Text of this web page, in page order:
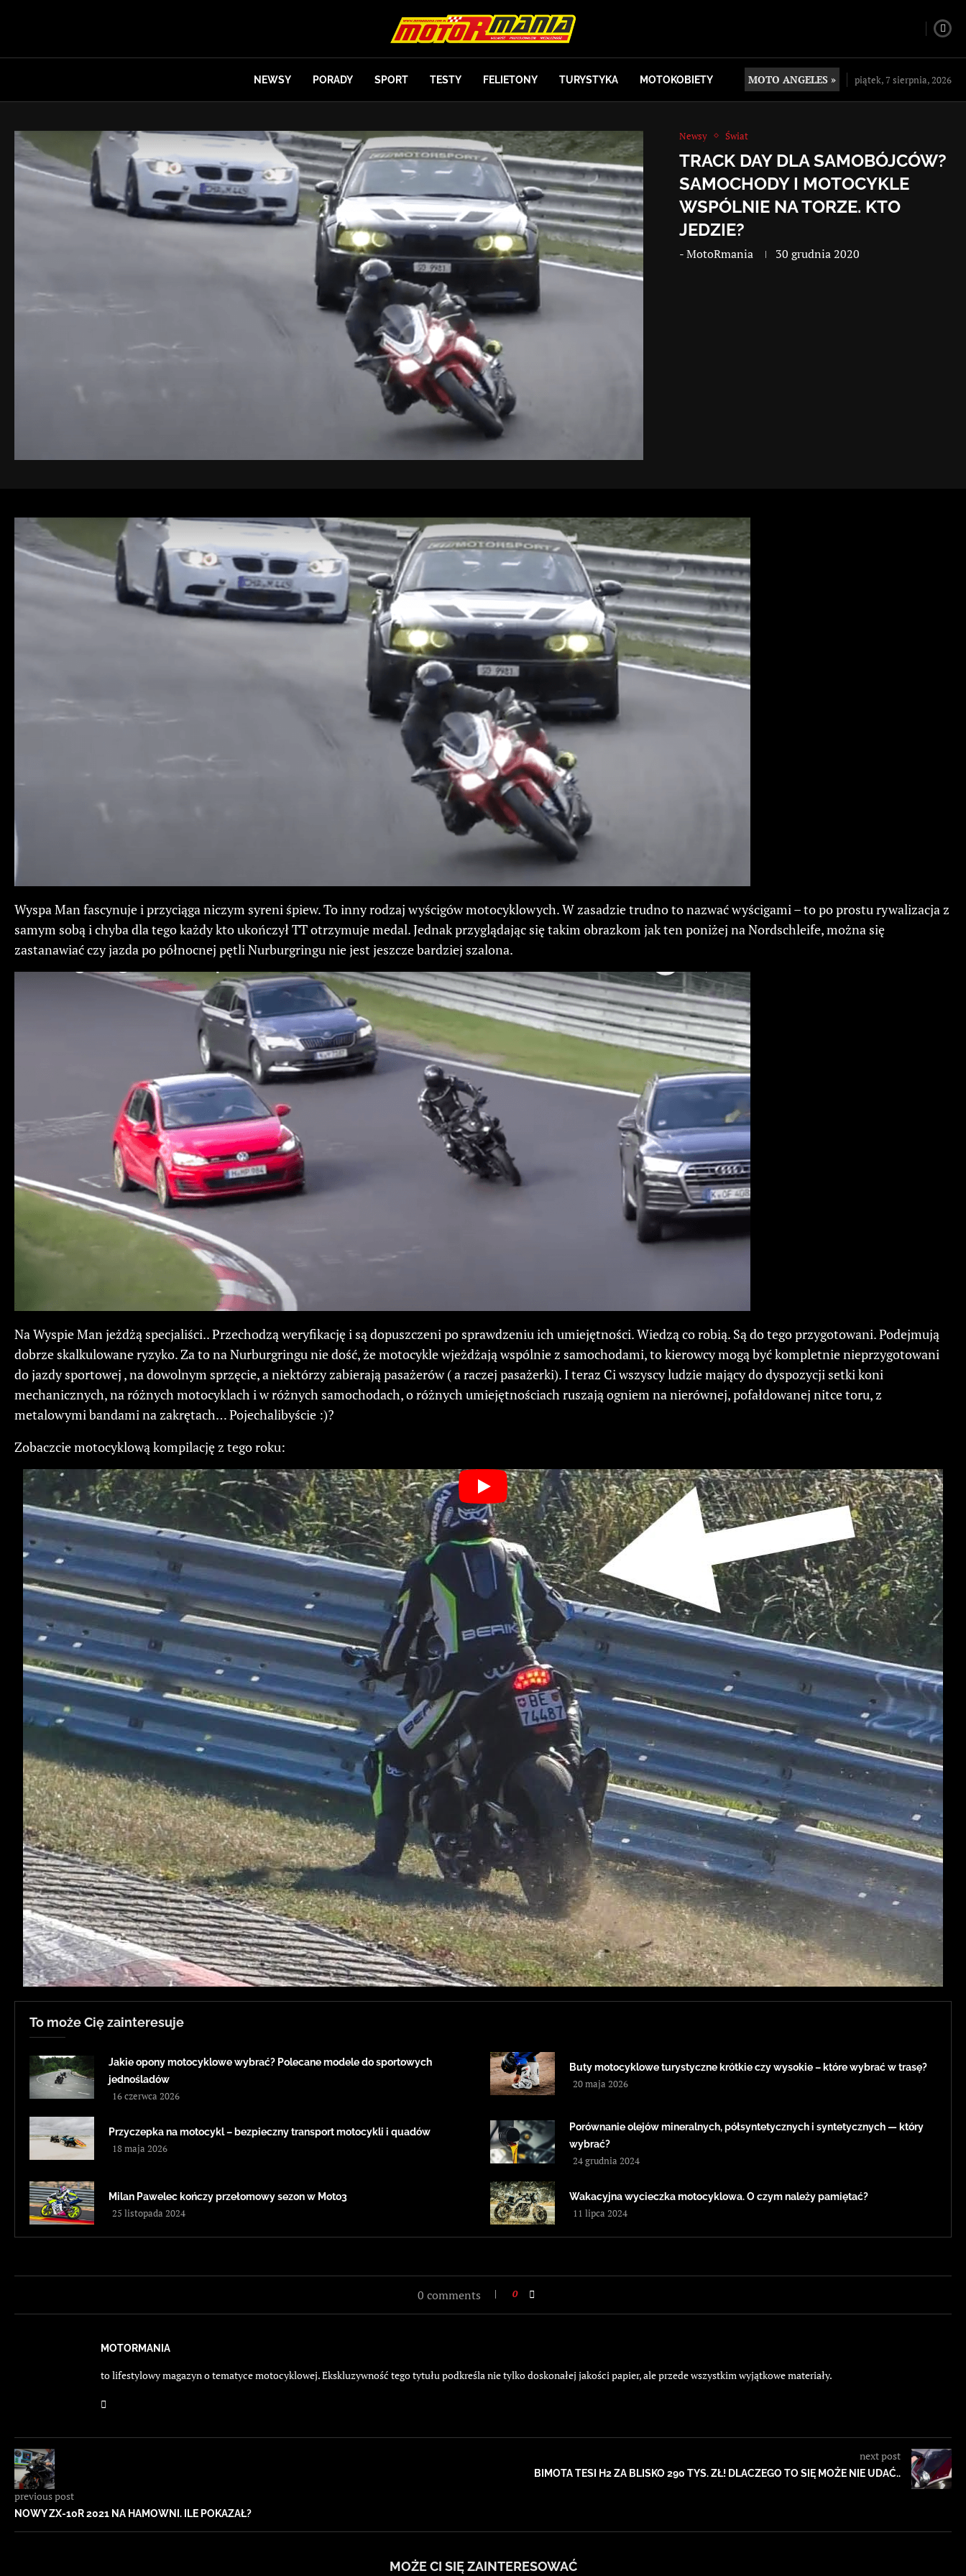
NEWSY PORADY SPORT TESTY FELIETONY TURYSTYKA MOTOKOBIETY MOTO ANGELES » piątek, 7 sierpnia, 2026
Newsy Świat
TRACK DAY DLA SAMOBÓJCÓW?
SAMOCHODY I MOTOCYKLE
WSPÓLNIE NA TORZE. KTO
JEDZIE?
-MotoRmania 30 grudnia 2020
Wyspa Man fascynuje i przyciąga niczym syreni śpiew. To inny rodzaj wyścigów motocyklowych. W zasadzie trudno to nazwać wyścigami – to po prostu rywalizacja z
samym sobą i chyba dla tego każdy kto ukończył TT otrzymuje medal. Jednak przyglądając się takim obrazkom jak ten poniżej na Nordschleife, można się
zastanawiać czy jazda po północnej pętli Nurburgringu nie jest jeszcze bardziej szalona.
Na Wyspie Man jeżdżą specjaliści.. Przechodzą weryfikację i są dopuszczeni po sprawdzeniu ich umiejętności. Wiedzą co robią. Są do tego przygotowani. Podejmują
dobrze skalkulowane ryzyko. Za to na Nurburgringu nie dość, że motocykle wjeżdżają wspólnie z samochodami, to kierowcy mogą być kompletnie nieprzygotowani
do jazdy sportowej , na dowolnym sprzęcie, a niektórzy zabierają pasażerów ( a raczej pasażerki). I teraz Ci wszyscy ludzie mający do dyspozycji setki koni
mechanicznych, na różnych motocyklach i w różnych samochodach, o różnych umiejętnościach ruszają ogniem na nierównej, pofałdowanej nitce toru, z
metalowymi bandami na zakrętach… Pojechalibyście :)?
Zobaczcie motocyklową kompilację z tego roku:
To może Cię zainteresuje
Jakie opony motocyklowe wybrać? Polecane modele do sportowych
jednośladów
16 czerwca 2026
Buty motocyklowe turystyczne krótkie czy wysokie – które wybrać w trasę?
20 maja 2026
Przyczepka na motocykl – bezpieczny transport motocykli i quadów
18 maja 2026
Porównanie olejów mineralnych, półsyntetycznych i syntetycznych — który
wybrać?
24 grudnia 2024
Milan Pawelec kończy przełomowy sezon w Moto3
25 listopada 2024
Wakacyjna wycieczka motocyklowa. O czym należy pamiętać?
11 lipca 2024
0 comments 0
MOTORMANIA
to lifestylowy magazyn o tematyce motocyklowej. Ekskluzywność tego tytułu podkreśla nie tylko doskonałej jakości papier, ale przede wszystkim wyjątkowe materiały.
previous post
NOWY ZX-10R 2021 NA HAMOWNI. ILE POKAZAŁ?
next post
BIMOTA TESI H2 ZA BLISKO 290 TYS. ZŁ! DLACZEGO TO SIĘ MOŻE NIE UDAĆ..
MOŻE CI SIĘ ZAINTERESOWAĆ